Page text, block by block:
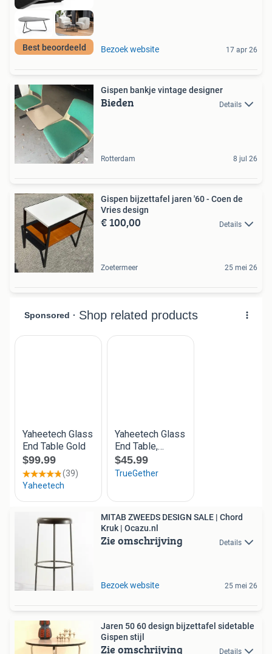
Best beoordeeld Bezoek website 17 apr 26
Gispen bankje vintage designer
Bieden Details
Rotterdam 8 jul 26
Gispen bijzettafel jaren '60 - Coen de
Vries design
€ 100,00 Details
Zoetermeer 25 mei 26
MITAB ZWEEDS DESIGN SALE | Chord
Kruk | Ocazu.nl
Zie omschrijving Details
Bezoek website 25 mei 26
Jaren 50 60 design bijzettafel sidetable
Gispen stijl
Zie omschrijving Details